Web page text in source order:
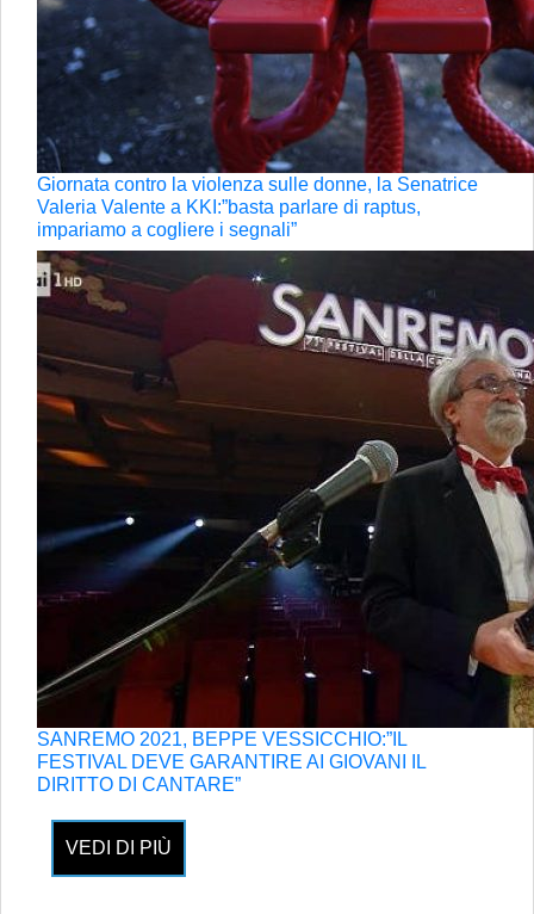
Giornata contro la violenza sulle donne, la Senatrice
Valeria Valente a KKI:”basta parlare di raptus,
impariamo a cogliere i segnali”
SANREMO 2021, BEPPE VESSICCHIO:”IL
FESTIVAL DEVE GARANTIRE AI GIOVANI IL
DIRITTO DI CANTARE”
VEDI DI PIÙ